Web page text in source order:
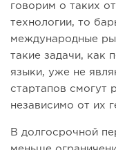
говорим о таких
технологии, то
международные
такие задачи, как
языки, уже не
стартапов смогут
независимо от их
В долгосрочной